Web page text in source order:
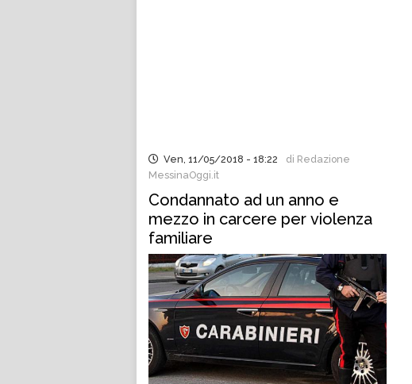
Ven, 11/05/2018 - 18:22
di Redazione
MessinaOggi.it
Condannato ad un anno e
mezzo in carcere per violenza
familiare